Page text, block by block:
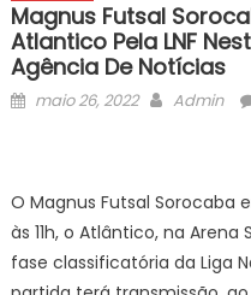
Magnus Futsal
Atlantico Pela LNF
Agência De Notícias
Posted
maio 26, 2022 Author
Admin
O Magnus Futsal
às 11h, o Atlântico, na
fase classificatória da Liga